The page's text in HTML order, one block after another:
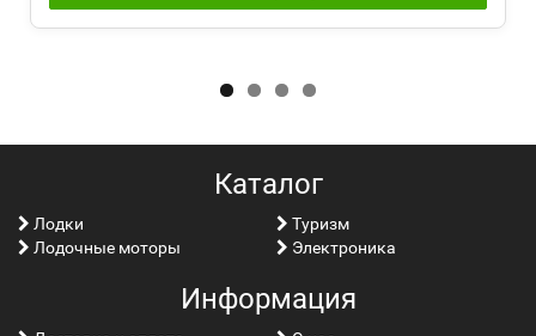
Каталог
Лoдки
Лодочные моторы
Туризм
Электроника
Информация